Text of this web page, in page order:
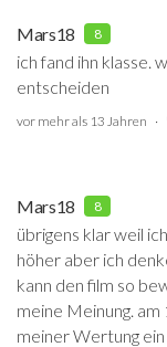
Mars18 8
ich fand ihn klasse.
entscheiden
vor mehr als 13 Jahren
Mars18 8
übrigens klar weil
höher aber ich
kann den film so
meine Meinung.
meiner Wertung